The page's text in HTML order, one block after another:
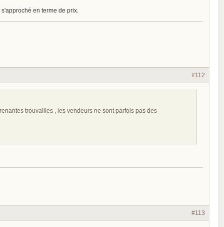
en terme de prix.
#112
trouvailles , les vendeurs ne sont parfois pas des
#113